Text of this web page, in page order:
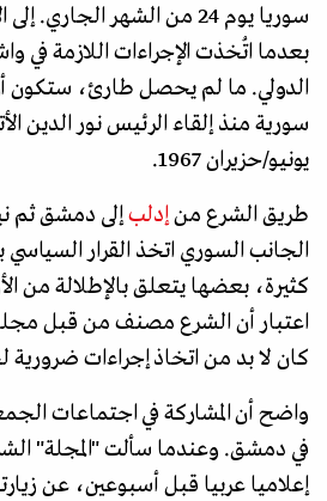
سوريا يوم 24 من الشهر
بعدما اتُخذت الإجراءات اللازمة
الدولي. ما لم يحصل طارئ، ستكون
سورية منذ إلقاء الرئيس نور الدين
يونيو/حزيران 1967.
طريق الشرع منإدلبإلى دمشق ثم
الجانب السوري اتخذ القرار السياسي
كثيرة، بعضها يتعلق بالإطلالة من
اعتبار أن الشرع مصنف من قبل
كان لا بد من اتخاذ إجراءات
واضح أن المشاركة في اجتماعات
في دمشق. وعندما سألت "المجلة"
إعلاميا عربيا قبل أسبوعين، عن